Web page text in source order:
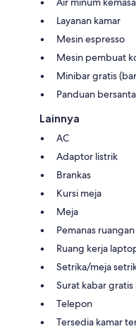
Layanan kamar
Mesin espresso
Mesin pembuat
Minibar gratis
Panduan
Lainnya
AC
Adaptor listrik
Brankas
Kursi meja
Meja
Pemanas ruangan
Ruang kerja
Setrika/meja
Surat kabar gratis
Telepon
Tersedia kamar